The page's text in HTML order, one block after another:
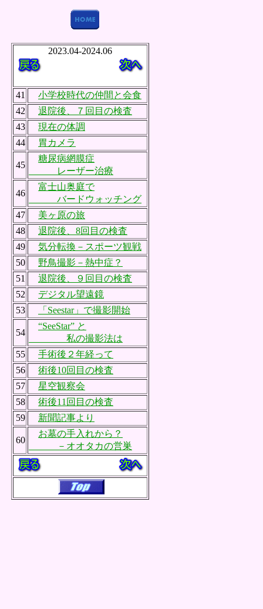
2023.04-2024.06
41
小学校時代の仲間と会食
42
退院後、７回目の検査
43
現在の体調
44
胃カメラ
45
糖尿病網膜症
レーザー治療
46
富士山奥庭で
バードウォッチング
47
美ヶ原の旅
48
退院後、8回目の検査
49
気分転換－スポーツ観戦
50
野鳥撮影－熱中症？
51
退院後、９回目の検査
52
デジタル望遠鏡
53
「Seestar」で撮影開始
54
“SeeStar” と
私の撮影法は
55
手術後２年経って
56
術後10回目の検査
57
星空観察会
58
術後11回目の検査
59
新聞記事より
60
お墓の手入れから？
－オオタカの営巣